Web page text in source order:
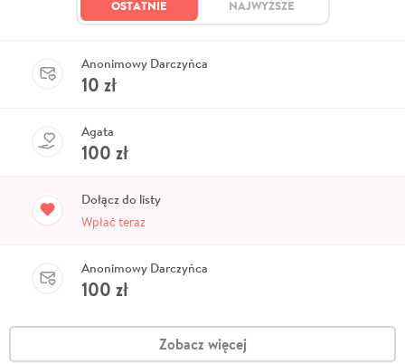
OSTATNIE NAJWYŻSZE
Anonimowy Darczyńca
10 zł
Agata
100 zł
Dołącz do listy
Wpłać teraz
Anonimowy Darczyńca
100 zł
Zobacz więcej